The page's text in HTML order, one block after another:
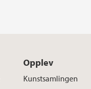
Opplev
Kunstsamlingen